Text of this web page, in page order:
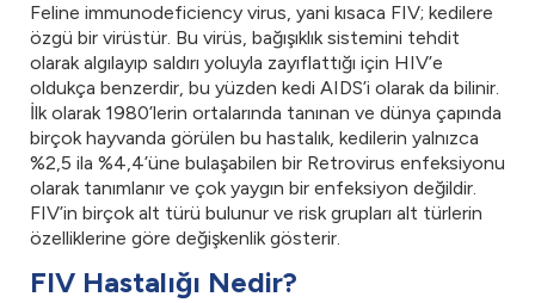
Feline immunodeficiency virus, yani kısaca FIV; kedilere
özgü bir virüstür. Bu virüs, bağışıklık sistemini tehdit
olarak algılayıp saldırı yoluyla zayıflattığı için HIV’e
oldukça benzerdir, bu yüzden kedi AIDS’i olarak da bilinir.
İlk olarak 1980’lerin ortalarında tanınan ve dünya çapında
birçok hayvanda görülen bu hastalık, kedilerin yalnızca
%2,5 ila %4,4’üne bulaşabilen bir Retrovirus enfeksiyonu
olarak tanımlanır ve çok yaygın bir enfeksiyon değildir.
FIV’in birçok alt türü bulunur ve risk grupları alt türlerin
özelliklerine göre değişkenlik gösterir.
FIV Hastalığı Nedir?